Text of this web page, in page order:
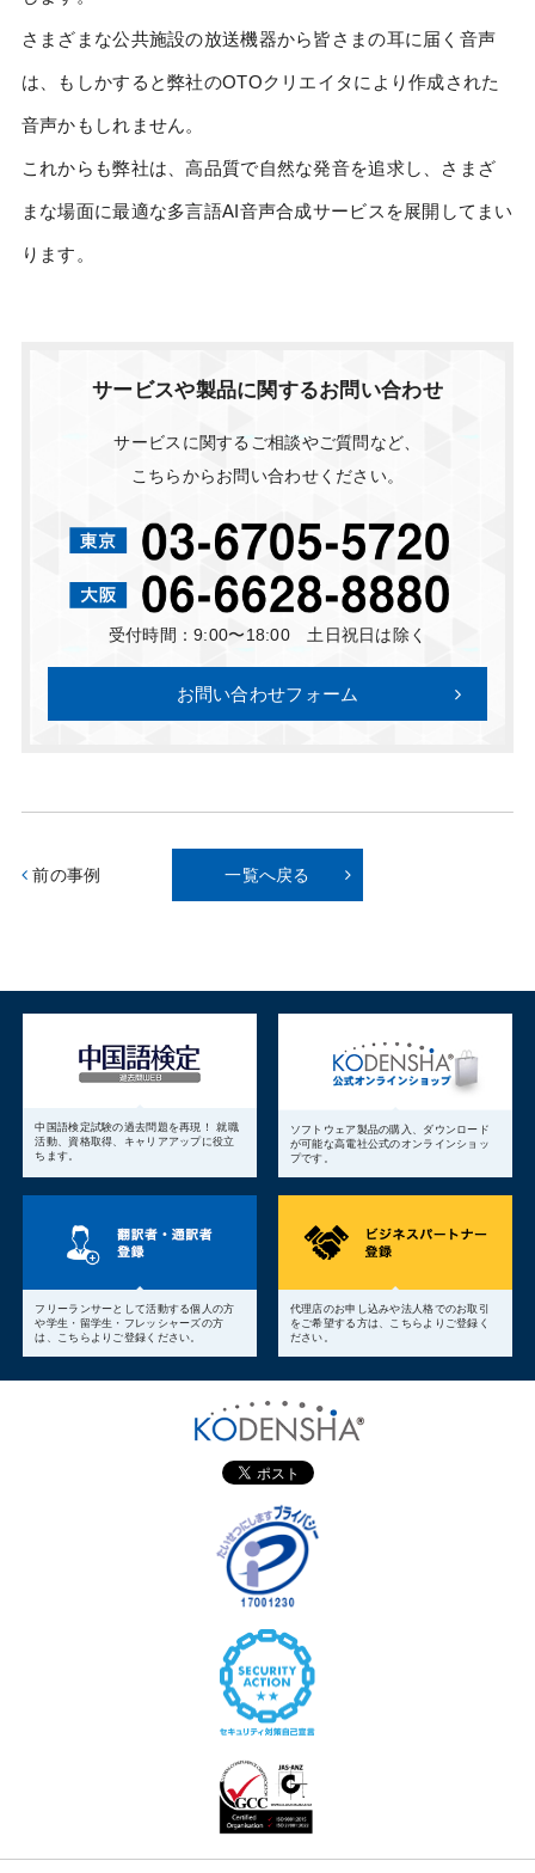
さまざまな公共施設の放送機器から皆さまの耳に届く音声
は、もしかすると弊社のOTOクリエイタにより作成された
音声かもしれません。
これからも弊社は、高品質で自然な発音を追求し、さまざ
まな場面に最適な多言語AI音声合成サービスを展開してまい
ります。
サービスや製品に関するお問い合わせ
サービスに関するご相談やご質問など、
こちらからお問い合わせください。
受付時間：9:00〜18:00 土日祝日は除く
お問い合わせフォーム
一覧へ戻る
前の事例
中国語検定試験の過去問題を再現！ 就職
活動、資格取得、キャリアアップに役立
ちます。
ソフトウェア製品の購入、ダウンロード
が可能な高電社公式のオンラインショッ
プです。
フリーランサーとして活動する個人の方
や学生・留学生・フレッシャーズの方
は、こちらよりご登録ください。
代理店のお申し込みや法人格でのお取引
をご希望する方は、こちらよりご登録く
ださい。